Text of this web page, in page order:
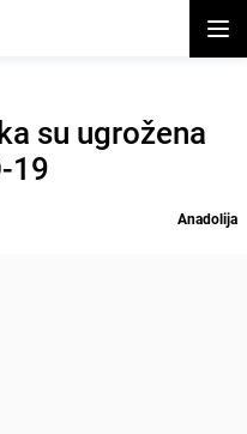
su ugrožena
19
Anadolija